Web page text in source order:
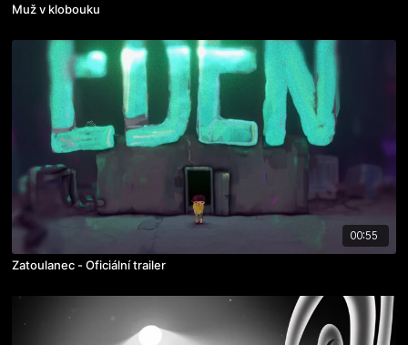
Muž v klobouku
00:55
Zatoulanec - Oficiální trailer